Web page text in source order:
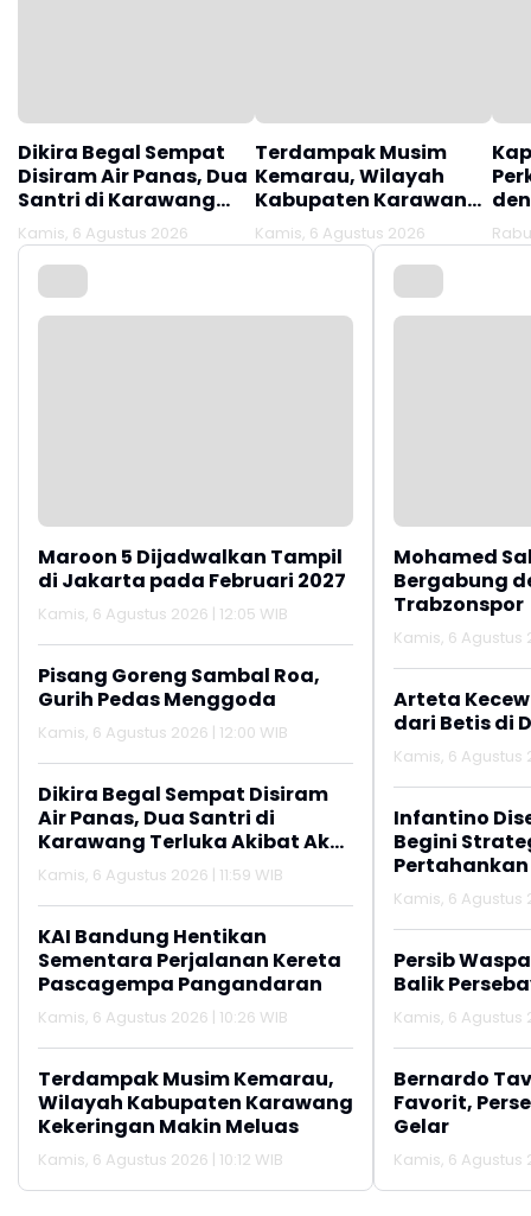
Dikira Begal Sempat
Disiram Air Panas, Dua
Santri di Karawang
Terluka Akibat Aksi
Oknum Linmas
Kamis, 6 Agustus 2026
Terdampak Musim
Kemarau, Wilayah
Kabupaten Karawang
Kekeringan Makin
Meluas
Kamis, 6 Agustus 2026
Maroon 5 Dijadwalkan Tampil
di Jakarta pada Februari 2027
Kamis, 6 Agustus 2026 | 12:05 WIB
Pisang Goreng Sambal Roa,
Gurih Pedas Menggoda
Kamis, 6 Agustus 2026 | 12:00 WIB
Dikira Begal Sempat Disiram
Air Panas, Dua Santri di
Karawang Terluka Akibat Aksi
Oknum Linmas
Kamis, 6 Agustus 2026 | 11:59 WIB
KAI Bandung Hentikan
Sementara Perjalanan Kereta
Pascagempa Pangandaran
Kamis, 6 Agustus 2026 | 10:26 WIB
Terdampak Musim Kemarau,
Wilayah Kabupaten Karawang
Kekeringan Makin Meluas
Kamis, 6 Agustus 2026 | 10:12 WIB
Mohamed
Bergabung
Trabzonspor
Kamis, 6 Agustus
Arteta
dari Betis di
Kamis, 6 Agustus
Infantino
Begini
Kamis, 6 Agustus
Persib
Balik
Kamis, 6 Agustus
Bernardo
Favorit,
Gelar
Kamis, 6 Agustus